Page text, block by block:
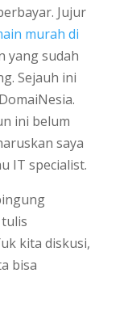
Jujur
murah di
yang sudah
Sejauh ini
ini belum
saya
IT specialist.
kita diskusi,
bisa